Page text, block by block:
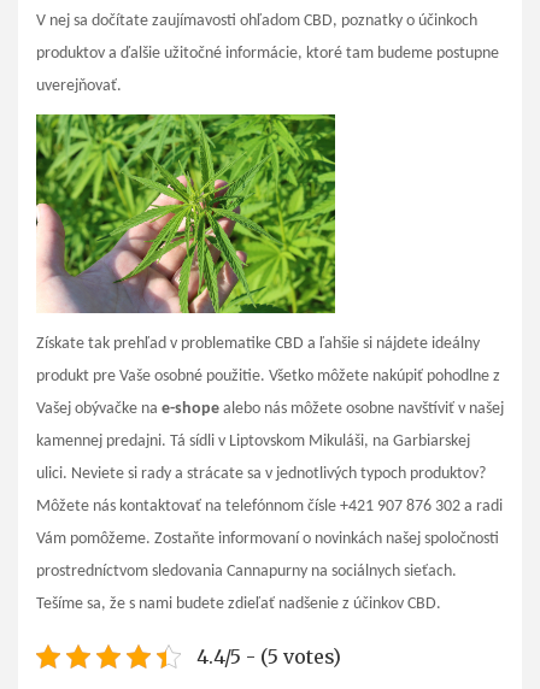
V nej sa dočítate zaujímavosti ohľadom CBD, poznatky o účinkoch
produktov a ďalšie užitočné informácie, ktoré tam budeme postupne
uverejňovať.
Získate tak prehľad v problematike CBD a ľahšie si nájdete ideálny
produkt pre Vaše osobné použitie. Všetko môžete nakúpiť pohodlne z
Vašej obývačke na e-shope alebo nás môžete osobne navštíviť v našej
kamennej predajni. Tá sídli v Liptovskom Mikuláši, na Garbiarskej
ulici. Neviete si rady a strácate sa v jednotlivých typoch produktov?
Môžete nás kontaktovať na telefónnom čísle +421 907 876 302 a radi
Vám pomôžeme. Zostaňte informovaní o novinkách našej spoločnosti
prostredníctvom sledovania Cannapurny na sociálnych sieťach.
Tešíme sa, že s nami budete zdieľať nadšenie z účinkov CBD.
4.4/5 - (5 votes)